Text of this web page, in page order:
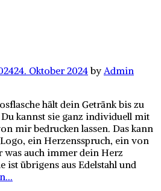
24. Oktober 2024by Admin
hält dein Getränk bis zu
kannst sie ganz individuell mit
mir bedrucken lassen. Das kann
ein Herzensspruch, ein von
was auch immer dein Herz
ist übrigens aus Edelstahl und